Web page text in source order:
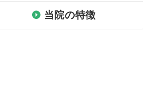
当院の特徴